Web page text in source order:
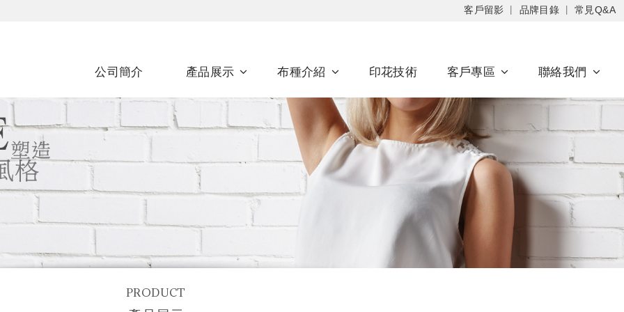
客戶留影 品牌目錄 常見Q&A
公司簡介 產品展示 布種介紹 印花技術 客戶專區 聯絡我們
PRODUCT